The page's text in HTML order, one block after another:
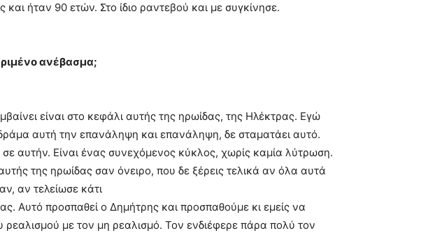
ήταν 90 ετών. Στο ίδιο ραντεβού και με συγκίνησε.
ανέβασμα;
είναι στο κεφάλι αυτής της ηρωίδας, της Ηλέκτρας. Εγώ
αυτή την επανάληψη και επανάληψη, δε σταματάει αυτό.
σε αυτήν. Είναι ένας συνεχόμενος κύκλος, χωρίς καμία λύτρωση.
της ηρωίδας σαν όνειρο, που δε ξέρεις τελικά αν όλα αυτά
αν τελείωσε κάτι
Αυτό προσπαθεί ο Δημήτρης και προσπαθούμε κι εμείς να
με τον μη ρεαλισμό. Τον ενδιέφερε πάρα πολύ τον